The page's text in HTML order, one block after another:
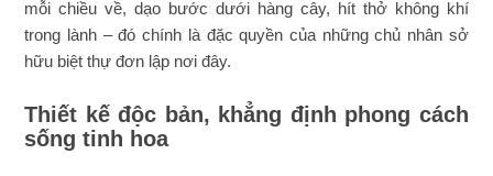
mỗi chiều về, dạo bước dưới hàng cây, hít thở không khí
trong lành – đó chính là đặc quyền của những chủ nhân sở
hữu biệt thự đơn lập nơi đây.
Thiết kế độc bản, khẳng định phong cách
sống tinh hoa